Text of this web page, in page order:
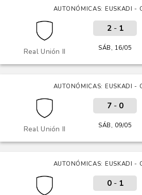
AUTONÓMICAS: EUSKADI -
Real Unión II
2- 1
SÁB, 16/05
AUTONÓMICAS: EUSKADI -
Real Unión II
7- 0
SÁB, 09/05
AUTONÓMICAS: EUSKADI -
0- 1